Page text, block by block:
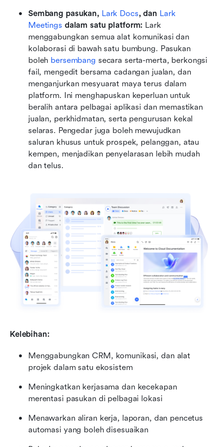
Sembang pasukan, Lark Docs, dan Lark
Meetings dalam satu platform: Lark
menggabungkan semua alat komunikasi dan
kolaborasi di bawah satu bumbung. Pasukan
boleh bersembang secara serta-merta, berkongsi
fail, mengedit bersama cadangan jualan, dan
menganjurkan mesyuarat maya terus dalam
platform. Ini menghapuskan keperluan untuk
beralih antara pelbagai aplikasi dan memastikan
jualan, perkhidmatan, serta pengurusan kekal
selaras. Pengedar juga boleh mewujudkan
saluran khusus untuk prospek, pelanggan, atau
kempen, menjadikan penyelarasan lebih mudah
dan telus.
Kelebihan:
Menggabungkan CRM, komunikasi, dan alat
projek dalam satu ekosistem
Meningkatkan kerjasama dan kecekapan
merentasi pasukan di pelbagai lokasi
Menawarkan aliran kerja, laporan, dan pencetus
automasi yang boleh disesuaikan